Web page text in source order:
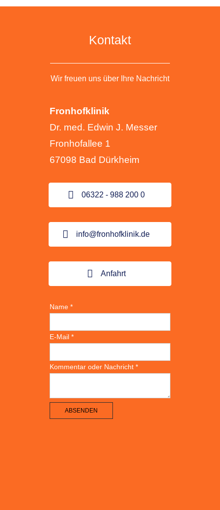
Fronhofklinik
Dr. med. Edwin J. Messer
Fronhofallee 1
06322 - 988 200 0
info@fronhofklinik.de